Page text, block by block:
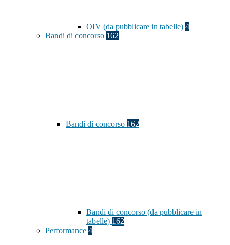
OIV (da pubblicare in tabelle) 4
Bandi di concorso 162
Bandi di concorso 162
Bandi di concorso (da pubblicare in
tabelle) 162
Performance 4